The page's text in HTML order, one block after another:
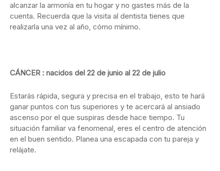
alcanzar la armonía en tu hogar y no gastes más de la
cuenta. Recuerda que la visita al dentista tienes que
realizarla una vez al año, cómo mínimo.
CÁNCER : nacidos del 22 de junio al 22 de julio
Estarás rápida, segura y precisa en el trabajo, esto te hará
ganar puntos con tus superiores y te acercará al ansiado
ascenso por el que suspiras desde hace tiempo. Tu
situación familiar va fenomenal, eres el centro de atención
en el buen sentido. Planea una escapada con tu pareja y
relájate.